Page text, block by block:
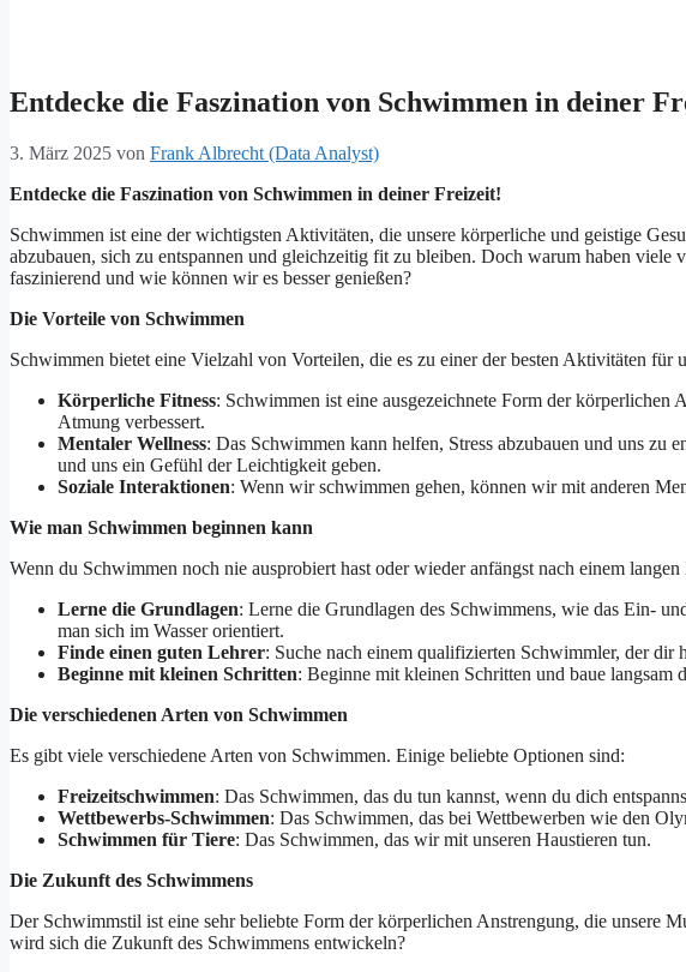
Entdecke die Faszination von Schwimmen in deiner
3. März 2025 von Frank Albrecht (Data Analyst)
Entdecke die Faszination von Schwimmen in deiner Freizeit!
Schwimmen ist eine der wichtigsten Aktivitäten, die unsere körperliche und geistige
abzubauen, sich zu entspannen und gleichzeitig fit zu bleiben. Doch warum haben viele
faszinierend und wie können wir es besser genießen?
Die Vorteile von Schwimmen
Schwimmen bietet eine Vielzahl von Vorteilen, die es zu einer der besten Aktivitäten für
Körperliche Fitness: Schwimmen ist eine ausgezeichnete Form der körperlichen
Atmung verbessert.
Mentaler Wellness: Das Schwimmen kann helfen, Stress abzubauen und uns zu
und uns ein Gefühl der Leichtigkeit geben.
Soziale Interaktionen: Wenn wir schwimmen gehen, können wir mit anderen
Wie man Schwimmen beginnen kann
Wenn du Schwimmen noch nie ausprobiert hast oder wieder anfängst nach einem
Lerne die Grundlagen: Lerne die Grundlagen des Schwimmens, wie das Ein-
man sich im Wasser orientiert.
Finde einen guten Lehrer: Suche nach einem qualifizierten Schwimmler, der dir
Beginne mit kleinen Schritten: Beginne mit kleinen Schritten und baue langsam
Die verschiedenen Arten von Schwimmen
Es gibt viele verschiedene Arten von Schwimmen. Einige beliebte Optionen sind:
Freizeitschwimmen: Das Schwimmen, das du tun kannst, wenn du dich
Wettbewerbs-Schwimmen: Das Schwimmen, das bei Wettbewerben wie den
Schwimmen für Tiere: Das Schwimmen, das wir mit unseren Haustieren tun.
Die Zukunft des Schwimmens
Der Schwimmstil ist eine sehr beliebte Form der körperlichen Anstrengung, die unsere
wird sich die Zukunft des Schwimmens entwickeln?